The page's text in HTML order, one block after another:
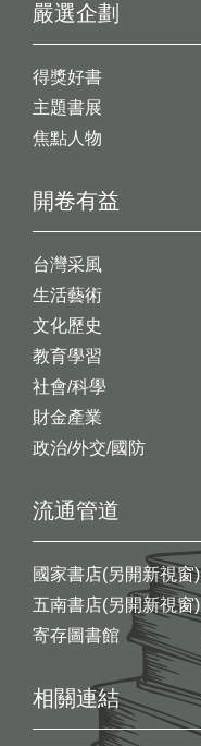
開卷有益
台灣采風
生活藝術
文化歷史
教育學習
社會/科學
財金產業
政治/外交/國防
嚴選企劃
得獎好書
主題書展
焦點人物
流通管道
國家書店(另開新視窗)
五南書店(另開新視窗)
寄存圖書館
相關連結